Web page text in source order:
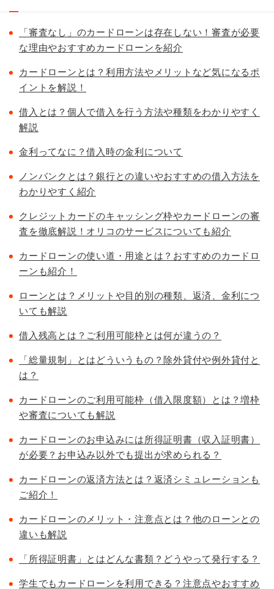
「審査なし」のカードローンは存在しない！審査が必要
な理由やおすすめカードローンを紹介
カードローンとは？利用方法やメリットなど気になるポ
イントを解説！
借入とは？個人で借入を行う方法や種類をわかりやすく
解説
金利ってなに？借入時の金利について
ノンバンクとは？銀行との違いやおすすめの借入方法を
わかりやすく紹介
クレジットカードのキャッシング枠やカードローンの審
査を徹底解説！オリコのサービスについても紹介
カードローンの使い道・用途とは？おすすめのカードロ
ーンも紹介！
ローンとは？メリットや目的別の種類、返済、金利につ
いても解説
借入残高とは？ご利用可能枠とは何が違うの？
「総量規制」とはどういうもの？除外貸付や例外貸付と
は？
カードローンのご利用可能枠（借入限度額）とは？増枠
や審査についても解説
カードローンのお申込みには所得証明書（収入証明書）
が必要？お申込み以外でも提出が求められる？
カードローンの返済方法とは？返済シミュレーションも
ご紹介！
カードローンのメリット・注意点とは？他のローンとの
違いも解説
「所得証明書」とはどんな書類？どうやって発行する？
学生でもカードローンを利用できる？注意点やおすすめ